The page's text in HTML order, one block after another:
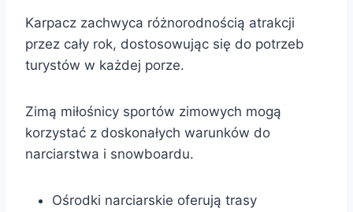
Karpacz zachwyca różnorodnością atrakcji
przez cały rok, dostosowując się do potrzeb
turystów w każdej porze.
Zimą miłośnicy sportów zimowych mogą
korzystać z doskonałych warunków do
narciarstwa i snowboardu.
Ośrodki narciarskie oferują trasy